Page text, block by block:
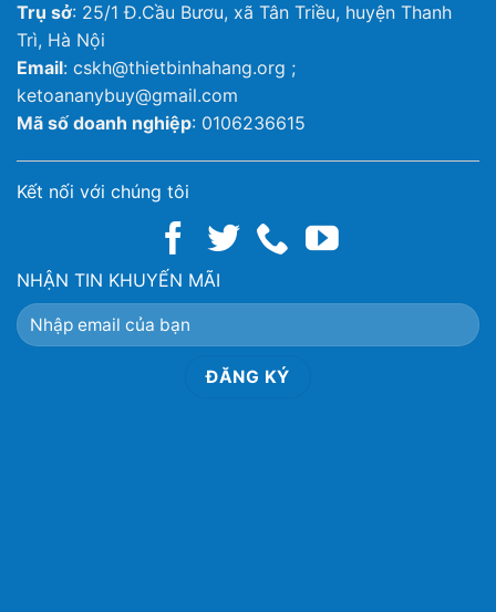
Trụ sở: 25/1 Đ.Cầu Bươu, xã Tân Triều, huyện Thanh
Trì, Hà Nội
Email: cskh@thietbinhahang.org ;
ketoananybuy@gmail.com
Mã số doanh nghiệp: 0106236615
Kết nối với chúng tôi
NHẬN TIN KHUYẾN MÃI